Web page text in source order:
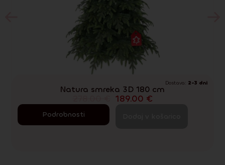
Dostava: 2-3 dni
Natura smreka 3D 180 cm
189.00 €
Podrobnosti